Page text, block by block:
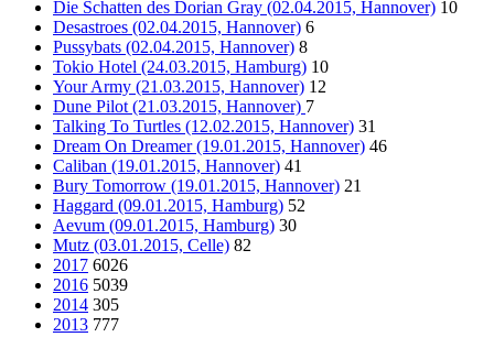
Die Schatten des Dorian Gray (02.04.2015, Hannover) 10
Desastroes (02.04.2015, Hannover) 6
Pussybats (02.04.2015, Hannover) 8
Tokio Hotel (24.03.2015, Hamburg) 10
Your Army (21.03.2015, Hannover) 12
Dune Pilot (21.03.2015, Hannover) 7
Talking To Turtles (12.02.2015, Hannover) 31
Dream On Dreamer (19.01.2015, Hannover) 46
Caliban (19.01.2015, Hannover) 41
Bury Tomorrow (19.01.2015, Hannover) 21
Haggard (09.01.2015, Hamburg) 52
Aevum (09.01.2015, Hamburg) 30
Mutz (03.01.2015, Celle) 82
2017 6026
2016 5039
2014 305
2013 777